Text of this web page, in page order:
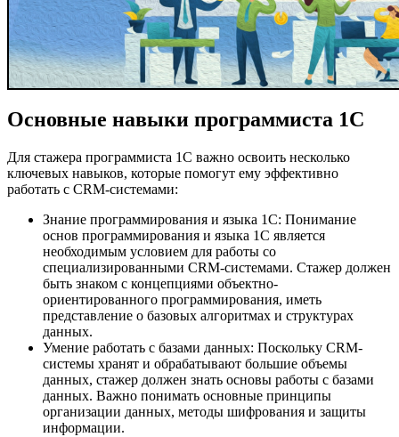
Основные навыки программиста 1С
Для стажера программиста 1С важно освоить несколько
ключевых навыков, которые помогут ему эффективно
работать с CRM-системами:
Знание программирования и языка 1С: Понимание
основ программирования и языка 1С является
необходимым условием для работы со
специализированными CRM-системами. Стажер должен
быть знаком с концепциями объектно-
ориентированного программирования, иметь
представление о базовых алгоритмах и структурах
данных.
Умение работать с базами данных: Поскольку CRM-
системы хранят и обрабатывают большие объемы
данных, стажер должен знать основы работы с базами
данных. Важно понимать основные принципы
организации данных, методы шифрования и защиты
информации.